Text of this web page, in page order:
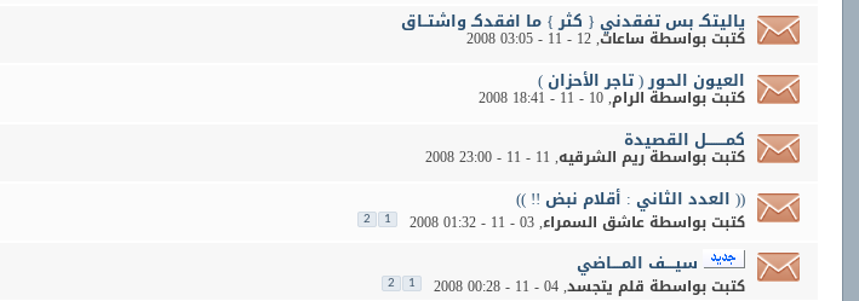
ياليتكـ بس تفقدني { كثر } ما افقدكـ واشتــاق
كتبت بواسطة ساعات‏, 12 - 11 - 2008 03:05
العيون الحور ( تاجر الأحزان )
كتبت بواسطةالرام‏, 10 - 11 - 2008 18:41
كمــــــــل القصيدة
كتبت بواسطةريم الشرقيه‏, 11 - 11 - 2008 23:00
(( العدد الثاني : أقلام نبض !! ))
كتبت بواسطةعاشق السمراء‏, 03 - 11 - 2008 01:32
1
2
سيــــف المــــاضي
كتبت بواسطة قلم يتجسد‏, 04 - 11 - 2008 00:28
1
2